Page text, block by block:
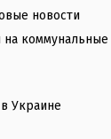
новости
коммунальные
Украине